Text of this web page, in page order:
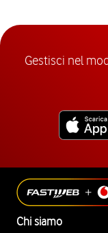
Gestisci nel
Chi siamo